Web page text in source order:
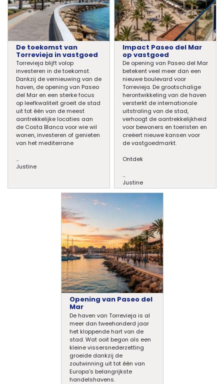
De toekomst van
Torrevieja in vastgoed
Torrevieja blijft volop
investeren in de toekomst.
Dankzij de vernieuwing van de
haven, de opening van Paseo
del Mar en een sterke focus
op leefkwaliteit groeit de stad
uit tot één van de meest
aantrekkelijke locaties aan
de Costa Blanca voor wie wil
wonen, investeren of genieten
van het mediterrane
...
Justine
Impact Paseo del Mar
op vastgoed
De opening van Paseo del Mar
betekent veel meer dan een
nieuwe boulevard voor
Torrevieja. De grootschalige
herontwikkeling van de haven
versterkt de internationale
uitstraling van de stad,
verhoogt de aantrekkelijkheid
voor bewoners en toeristen en
creëert nieuwe kansen voor
de vastgoedmarkt.
Ontdek
...
Justine
Opening van Paseo del
Mar
De haven van Torrevieja is al
meer dan tweehonderd jaar
het kloppende hart van de
stad. Wat ooit begon als een
kleine vissersnederzetting
groeide dankzij de
zoutwinning uit tot één van
Europa's belangrijkste
handelshavens.